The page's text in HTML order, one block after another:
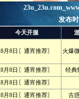
发布
今天开服
8月8日〖通宵推荐〗 火爆
8月8日〖通宵推荐〗
经
8月8日〖通宵推荐〗
8月8日〖通宵推荐〗
古